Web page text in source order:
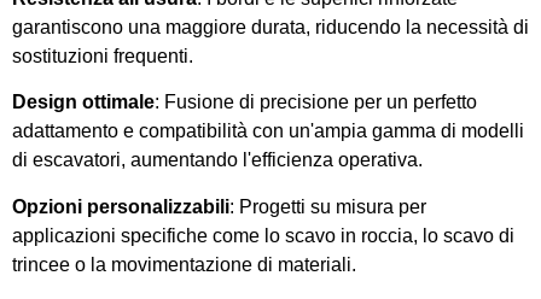
garantiscono una maggiore durata, riducendo la necessità di
sostituzioni frequenti.
Design ottimale: Fusione di precisione per un perfetto
adattamento e compatibilità con un'ampia gamma di modelli
di escavatori, aumentando l'efficienza operativa.
Opzioni personalizzabili: Progetti su misura per
applicazioni specifiche come lo scavo in roccia, lo scavo di
trincee o la movimentazione di materiali.